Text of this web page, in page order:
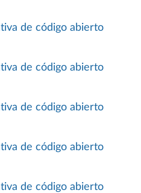
de código abierto
de código abierto
de código abierto
de código abierto
de código abierto